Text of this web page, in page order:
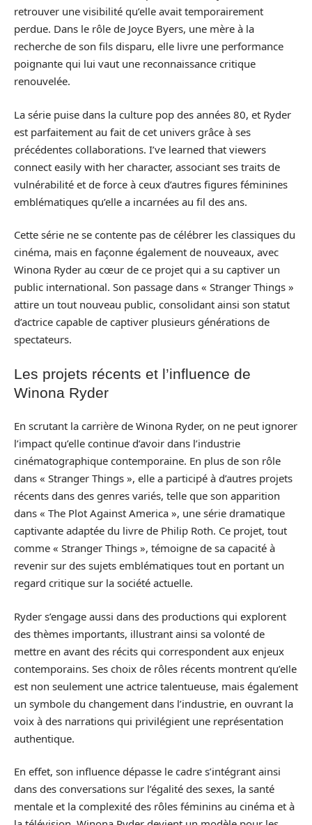
retrouver une visibilité qu’elle avait temporairement
perdue. Dans le rôle de Joyce Byers, une mère à la
recherche de son fils disparu, elle livre une performance
poignante qui lui vaut une reconnaissance critique
renouvelée.
La série puise dans la culture pop des années 80, et Ryder
est parfaitement au fait de cet univers grâce à ses
précédentes collaborations. I’ve learned that viewers
connect easily with her character, associant ses traits de
vulnérabilité et de force à ceux d’autres figures féminines
emblématiques qu’elle a incarnées au fil des ans.
Cette série ne se contente pas de célébrer les classiques du
cinéma, mais en façonne également de nouveaux, avec
Winona Ryder au cœur de ce projet qui a su captiver un
public international. Son passage dans « Stranger Things »
attire un tout nouveau public, consolidant ainsi son statut
d’actrice capable de captiver plusieurs générations de
spectateurs.
Les projets récents et l’influence de
Winona Ryder
En scrutant la carrière de Winona Ryder, on ne peut ignorer
l’impact qu’elle continue d’avoir dans l’industrie
cinématographique contemporaine. En plus de son rôle
dans « Stranger Things », elle a participé à d’autres projets
récents dans des genres variés, telle que son apparition
dans « The Plot Against America », une série dramatique
captivante adaptée du livre de Philip Roth. Ce projet, tout
comme « Stranger Things », témoigne de sa capacité à
revenir sur des sujets emblématiques tout en portant un
regard critique sur la société actuelle.
Ryder s’engage aussi dans des productions qui explorent
des thèmes importants, illustrant ainsi sa volonté de
mettre en avant des récits qui correspondent aux enjeux
contemporains. Ses choix de rôles récents montrent qu’elle
est non seulement une actrice talentueuse, mais également
un symbole du changement dans l’industrie, en ouvrant la
voix à des narrations qui privilégient une représentation
authentique.
En effet, son influence dépasse le cadre s’intégrant ainsi
dans des conversations sur l’égalité des sexes, la santé
mentale et la complexité des rôles féminins au cinéma et à